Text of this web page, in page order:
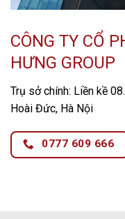
CÔNG TY CỔ
HƯNG GROUP
Trụ sở chính: Liền kề
Hoài Đức, Hà Nội
0777 609 666